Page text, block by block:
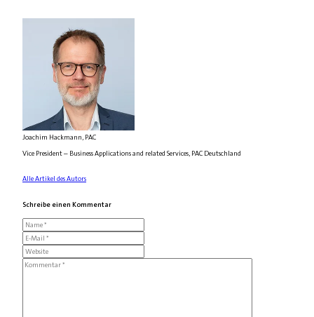
Joachim Hackmann, PAC
Vice President – Business Applications and related Services, PAC Deutschland
Alle Artikel des Autors
Schreibe einen Kommentar